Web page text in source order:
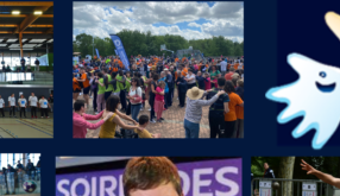
Aller
au
contenu
Sport Adapté